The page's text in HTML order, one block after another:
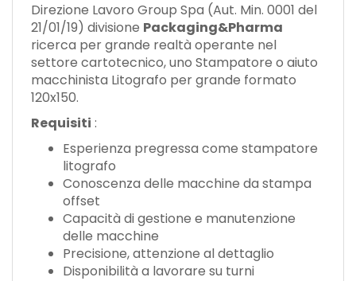
Direzione Lavoro Group Spa (Aut. Min. 0001 del
21/01/19) divisione Packaging&Pharma
ricerca per grande realtà operante nel
settore cartotecnico, uno Stampatore o aiuto
macchinista Litografo per grande formato
120x150.
Requisiti :
Esperienza pregressa come stampatore
litografo
Conoscenza delle macchine da stampa
offset
Capacità di gestione e manutenzione
delle macchine
Precisione, attenzione al dettaglio
Disponibilità a lavorare su turni